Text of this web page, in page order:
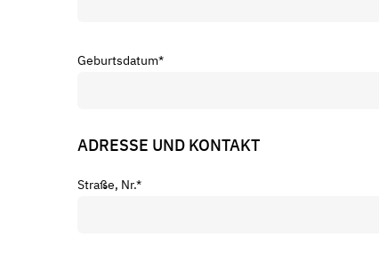
Geburtsdatum*
ADRESSE UND KONTAKT
Straße, Nr.*